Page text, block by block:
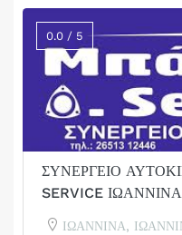
0.0 / 5
ΣΥΝΕΡΓΕΙΟ
SERVICE ΙΩΑΝΝΙΝΑ
ΙΩΑΝΝΙΝΑ,